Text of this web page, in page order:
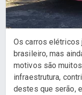
Os carros elétricos
brasileiro, mas
motivos são
infraestrutura,
destes que serão,